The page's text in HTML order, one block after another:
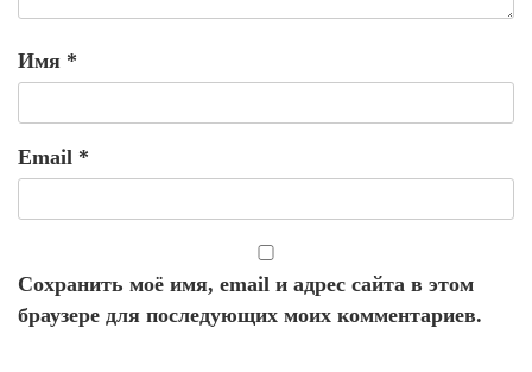
Имя *
Email *
Сохранить моё имя, email и адрес сайта в этом
браузере для последующих моих комментариев.